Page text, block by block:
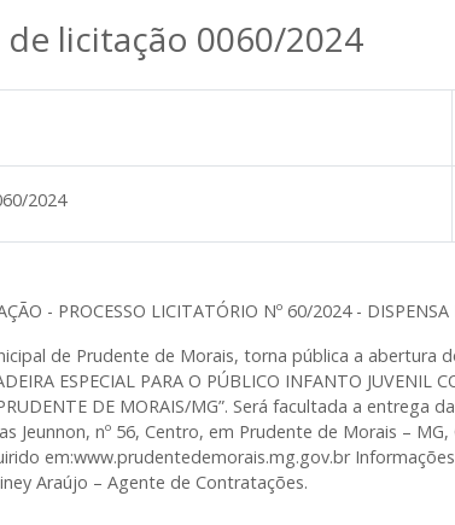
de licitação 0060/2024
2024
- PROCESSO LICITATÓRIO Nº 60/2024 -
de Prudente de Morais, torna pública a abertura
ESPECIAL PARA O PÚBLICO INFANTO
DE MORAIS/MG”. Será facultada a
Jeunnon, nº 56, Centro, em Prudente de Morais –
em:www.prudentedemorais.mg.gov.br
Araújo – Agente de Contratações.